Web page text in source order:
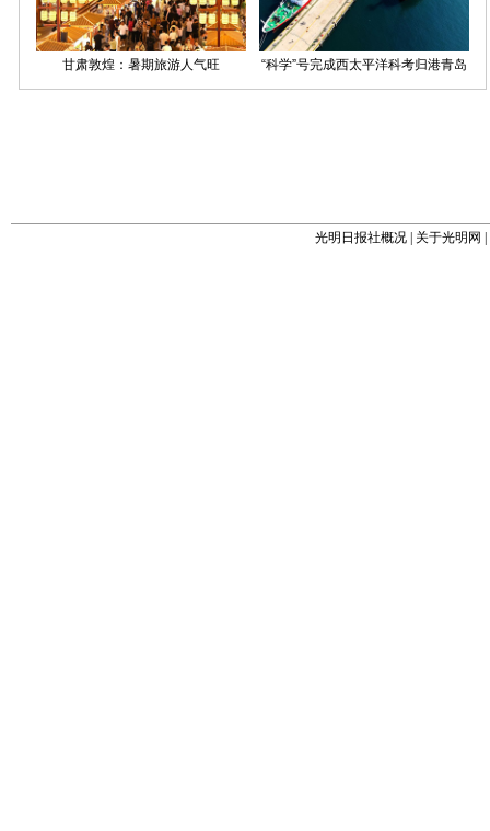
光明日报社概况 关于光明网